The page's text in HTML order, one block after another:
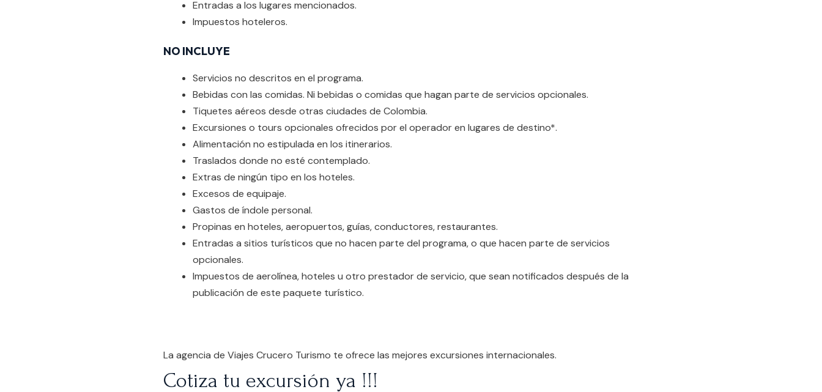
Entradas a los lugares mencionados.
Impuestos hoteleros.
NO INCLUYE
Servicios no descritos en el programa.
Bebidas con las comidas. Ni bebidas o comidas que hagan parte de servicios opcionales.
Tiquetes aéreos desde otras ciudades de Colombia.
Excursiones o tours opcionales ofrecidos por el operador en lugares de destino*.
Alimentación no estipulada en los itinerarios.
Traslados donde no esté contemplado.
Extras de ningún tipo en los hoteles.
Excesos de equipaje.
Gastos de índole personal.
Propinas en hoteles, aeropuertos, guías, conductores, restaurantes.
Entradas a sitios turísticos que no hacen parte del programa, o que hacen parte de servicios
opcionales.
Impuestos de aerolínea, hoteles u otro prestador de servicio, que sean notificados después de la
publicación de este paquete turístico.
La agencia de Viajes Crucero Turismo te ofrece las mejores excursiones internacionales.
Cotiza tu excursión ya !!!